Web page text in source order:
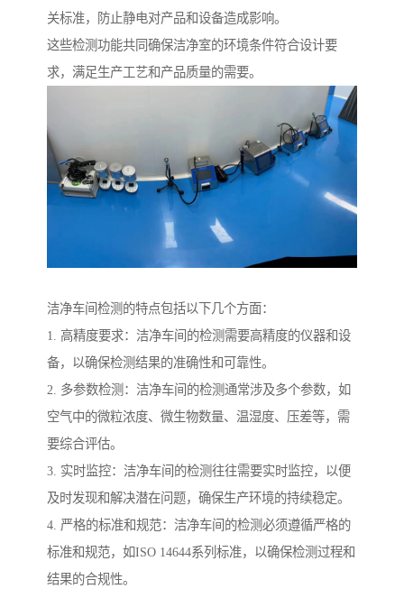
关标准，防止静电对产品和设备造成影响。
这些检测功能共同确保洁净室的环境条件符合设计要
求，满足生产工艺和产品质量的需要。
洁净车间检测的特点包括以下几个方面：
1. 高精度要求：洁净车间的检测需要高精度的仪器和设
备，以确保检测结果的准确性和可靠性。
2. 多参数检测：洁净车间的检测通常涉及多个参数，如
空气中的微粒浓度、微生物数量、温湿度、压差等，需
要综合评估。
3. 实时监控：洁净车间的检测往往需要实时监控，以便
及时发现和解决潜在问题，确保生产环境的持续稳定。
4. 严格的标准和规范：洁净车间的检测必须遵循严格的
标准和规范，如ISO 14644系列标准，以确保检测过程和
结果的合规性。